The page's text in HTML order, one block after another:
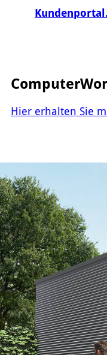
Hier erhalten Sie